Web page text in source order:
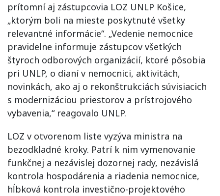
prítomní aj zástupcovia LOZ UNLP Košice,
„ktorým boli na mieste poskytnuté všetky
relevantné informácie“. „Vedenie nemocnice
pravidelne informuje zástupcov všetkých
štyroch odborových organizácií, ktoré pôsobia
pri UNLP, o dianí v nemocnici, aktivitách,
novinkách, ako aj o rekonštrukciách súvisiacich
s modernizáciou priestorov a prístrojového
vybavenia,“ reagovalo UNLP.
LOZ v otvorenom liste vyzýva ministra na
bezodkladné kroky. Patrí k nim vymenovanie
funkčnej a nezávislej dozornej rady, nezávislá
kontrola hospodárenia a riadenia nemocnice,
hĺbková kontrola investično-projektového